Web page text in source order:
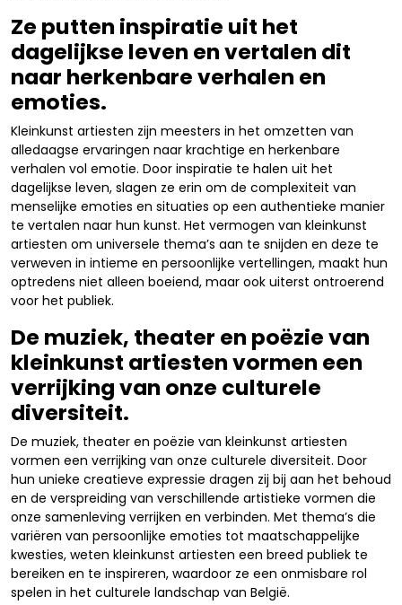
Ze putten inspiratie uit het
dagelijkse leven en vertalen dit
naar herkenbare verhalen en
emoties.
Kleinkunst artiesten zijn meesters in het omzetten van
alledaagse ervaringen naar krachtige en herkenbare
verhalen vol emotie. Door inspiratie te halen uit het
dagelijkse leven, slagen ze erin om de complexiteit van
menselijke emoties en situaties op een authentieke manier
te vertalen naar hun kunst. Het vermogen van kleinkunst
artiesten om universele thema’s aan te snijden en deze te
verweven in intieme en persoonlijke vertellingen, maakt hun
optredens niet alleen boeiend, maar ook uiterst ontroerend
voor het publiek.
De muziek, theater en poëzie van
kleinkunst artiesten vormen een
verrijking van onze culturele
diversiteit.
De muziek, theater en poëzie van kleinkunst artiesten
vormen een verrijking van onze culturele diversiteit. Door
hun unieke creatieve expressie dragen zij bij aan het behoud
en de verspreiding van verschillende artistieke vormen die
onze samenleving verrijken en verbinden. Met thema’s die
variëren van persoonlijke emoties tot maatschappelijke
kwesties, weten kleinkunst artiesten een breed publiek te
bereiken en te inspireren, waardoor ze een onmisbare rol
spelen in het culturele landschap van België.